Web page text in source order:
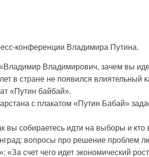
конференции Владимира Путина.
Владимирович, зачем вы
в стране не появился влиятельный
«Путин байбай».
с плакатом «Путин Бабай»
вы собираетесь идти на выборы и
вопросы про решение проблем
«За счет чего идет экономический